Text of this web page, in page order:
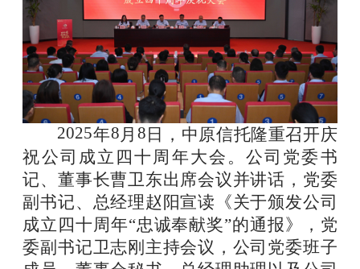
2025年8 月 8 日，中原信托隆重召开庆
祝公司 成立四十周年大会。公司党委书
记、董事长曹卫东出席会议并讲话，党委
副书记、总经理赵阳宣读《关于颁发公司
成立四十周年“忠诚奉献奖”的通报》，党
委副书记卫志刚主持会议， 公司 党委班子